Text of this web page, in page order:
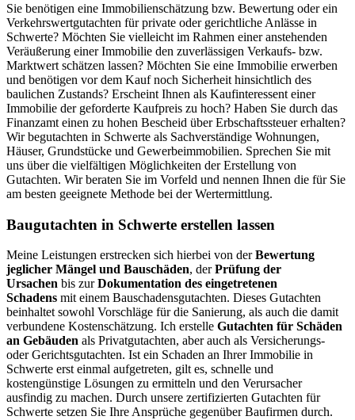
Sie benötigen eine Immobilienschätzung bzw. Bewertung oder ein
Verkehrswertgutachten für private oder gerichtliche Anlässe in
Schwerte? Möchten Sie vielleicht im Rahmen einer anstehenden
Veräußerung einer Immobilie den zuverlässigen Verkaufs- bzw.
Marktwert schätzen lassen? Möchten Sie eine Immobilie erwerben
und benötigen vor dem Kauf noch Sicherheit hinsichtlich des
baulichen Zustands? Erscheint Ihnen als Kaufinteressent einer
Immobilie der geforderte Kaufpreis zu hoch? Haben Sie durch das
Finanzamt einen zu hohen Bescheid über Erbschaftssteuer erhalten?
Wir begutachten in Schwerte als Sachverständige Wohnungen,
Häuser, Grundstücke und Gewerbeimmobilien. Sprechen Sie mit
uns über die vielfältigen Möglichkeiten der Erstellung von
Gutachten. Wir beraten Sie im Vorfeld und nennen Ihnen die für Sie
am besten geeignete Methode bei der Wertermittlung.
Baugutachten in Schwerte erstellen lassen
Meine Leistungen erstrecken sich hierbei von derBewertung
jeglicher Mängel und Bauschäden, derPrüfung der
Ursachen bis zurDokumentation des eingetretenen
Schadens mit einem Bauschadensgutachten. Dieses Gutachten
beinhaltet sowohl Vorschläge für die Sanierung, als auch die damit
verbundene Kostenschätzung. Ich erstelle Gutachten für Schäden
an Gebäuden als Privatgutachten, aber auch als Versicherungs-
oder Gerichtsgutachten. Ist ein Schaden an Ihrer Immobilie in
Schwerte erst einmal aufgetreten, gilt es, schnelle und
kostengünstige Lösungen zu ermitteln und den Verursacher
ausfindig zu machen. Durch unsere zertifizierten Gutachten für
Schwerte setzen Sie Ihre Ansprüche gegenüber Baufirmen durch.